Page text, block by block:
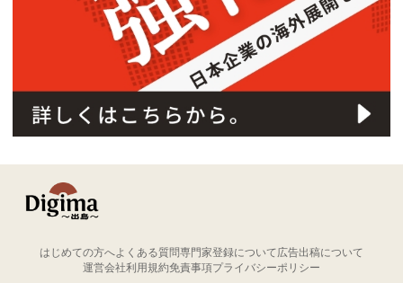
はじめての方へよくある質問専門家登録について広告出稿について
運営会社利用規約免責事項プライバシーポリシー